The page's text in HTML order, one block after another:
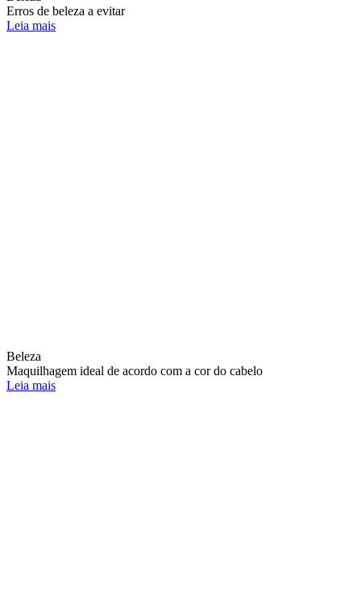
Erros de beleza a evitar
Leia mais
Beleza
Maquilhagem ideal de acordo com a cor do cabelo
Leia mais